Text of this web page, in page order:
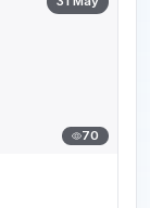
70